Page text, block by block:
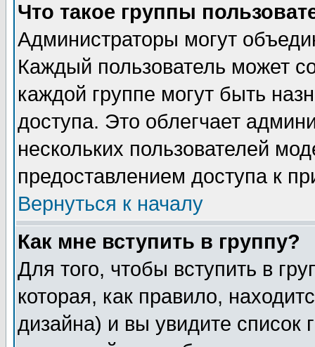
Что такое группы
Администраторы могут
Каждый пользователь может
каждой группе могут быть
доступа. Это облегчает
нескольких пользователей
предоставлением доступа к
Вернуться к началу
Как мне вступить в группу?
Для того, чтобы вступить в
которая, как правило,
дизайна) и вы увидите список